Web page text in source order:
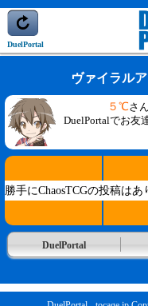
DuelPortal
ヴァイラル
５℃さ
DuelPortalでお友
勝手にChaosTCGの投稿はあ
DuelPortal